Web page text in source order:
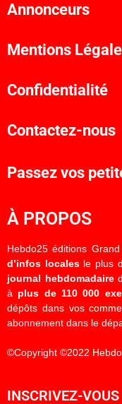
Annonceurs
Mentions
Confidentialité
Contactez-nous
Passez vos
À PROPOS
Hebdo25 éditions
d’infos localesle plus
journal hebdomadaire
à plus de 110 000
dépôts dans vos
abonnement dans le
©Copyright ©2022
INSCRIVEZ-